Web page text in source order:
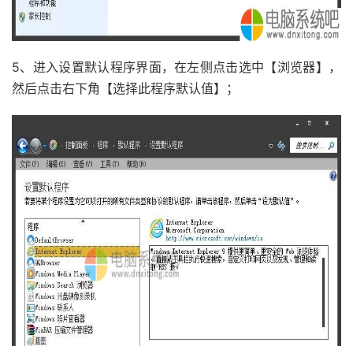
5、进入设置默认程序界面，在左侧点击选中【浏览器】，
然后点击右下角【选择此程序默认值】；